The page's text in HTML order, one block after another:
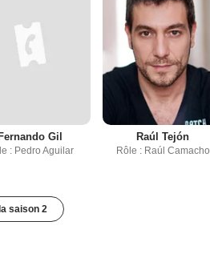
Fernando Gil
: Pedro Aguilar
Raúl Tejón
Rôle : Raúl Camacho
saison 2